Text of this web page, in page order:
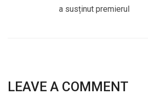
a susținut premierul
LEAVE A COMMENT